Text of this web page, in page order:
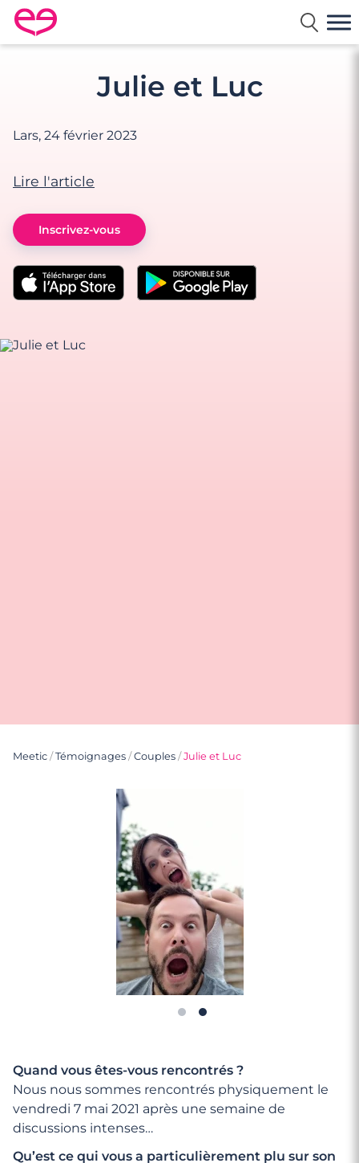
Rencontre en France avec Meetic
Julie et Luc
Lars, 24 février 2023
Lire l'article
Inscrivez-vous
Meetic /Témoignages /Couples /Julie et Luc
Quand vous êtes-vous rencontrés ?
Nous nous sommes rencontrés physiquement le
vendredi 7 mai 2021 après une semaine de
discussions intenses…
Qu’est ce qui vous a particulièrement plu sur son